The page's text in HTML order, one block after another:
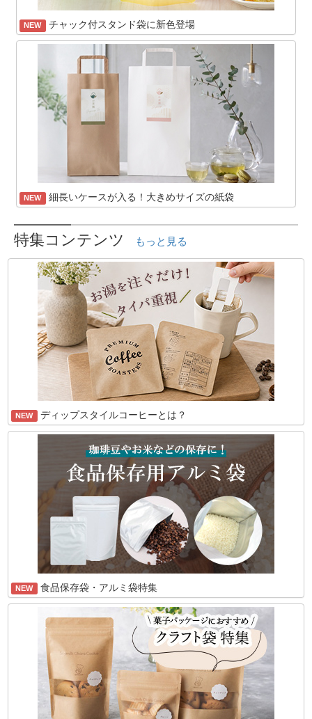
NEW チャック付スタンド袋に新色登場
NEW 細長いケースが入る！大きめサイズの紙袋
特集コンテンツ もっと見る
NEW ディップスタイルコーヒーとは？
NEW 食品保存袋・アルミ袋特集